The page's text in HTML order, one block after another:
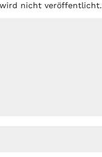
wird nicht veröffentlicht.